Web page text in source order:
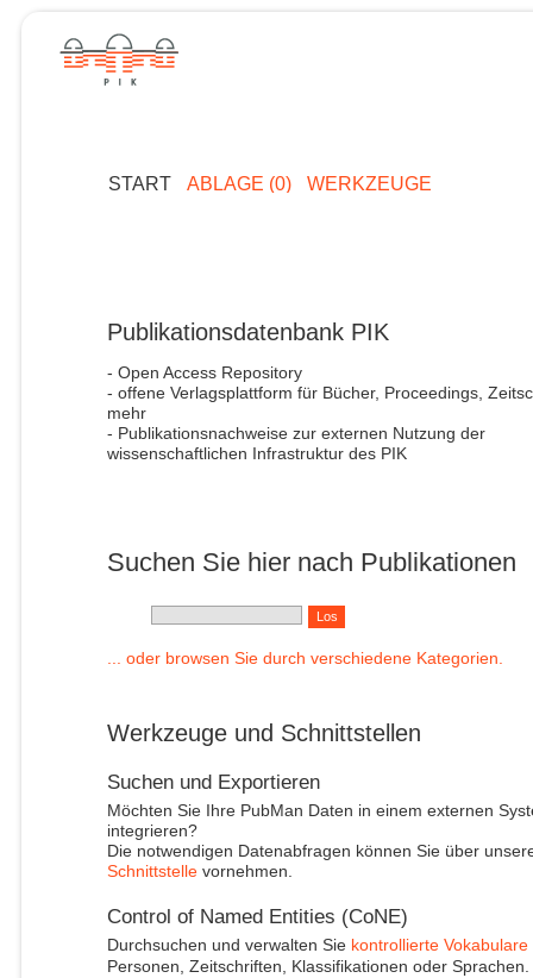
START ABLAGE (0) WERKZEUGE
Publikationsdatenbank PIK
- Open Access Repository
- offene Verlagsplattform für Bücher, Proceedings,
mehr
- Publikationsnachweise zur externen Nutzung der
wissenschaftlichen Infrastruktur des PIK
Suchen Sie hier nach Publikationen
... oder browsen Sie durch verschiedene Kategorien.
Werkzeuge und Schnittstellen
Suchen und Exportieren
Möchten Sie Ihre PubMan Daten in einem externen
integrieren?
Die notwendigen Datenabfragen können Sie über
Schnittstellevornehmen.
Control of Named Entities (CoNE)
Durchsuchen und verwalten Sie kontrollierte Vokabulare
Personen, Zeitschriften, Klassifikationen oder Sprachen.